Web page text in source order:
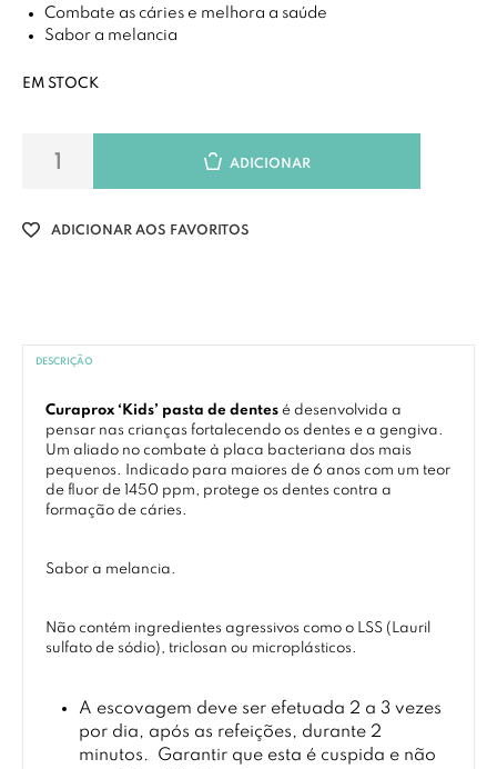
Combate as cáries e melhora a saúde
Sabor a melancia
EM STOCK
ADICIONAR
ADICIONAR AOS FAVORITOS
DESCRIÇÃO
Curaprox ‘Kids’ pasta de dentes é desenvolvida a
pensar nas crianças fortalecendo os dentes e a gengiva.
Um aliado no combate à placa bacteriana dos mais
pequenos. Indicado para maiores de 6 anos com um teor
de fluor de 1450 ppm, protege os dentes contra a
formação de cáries.
Sabor a melancia.
Não contém ingredientes agressivos como o LSS (Lauril
sulfato de sódio), triclosan ou microplásticos.
A escovagem deve ser efetuada 2 a 3 vezes
por dia, após as refeições, durante 2
minutos.
Garantir que esta é cuspida e não